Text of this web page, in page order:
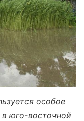
особое
юго-восточной